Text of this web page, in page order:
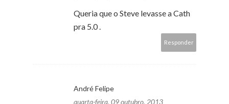
Queria que o Steve levasse a Cath
pra 5.0 .
Responder
André Felipe
quarta-feira, 09 outubro, 2013